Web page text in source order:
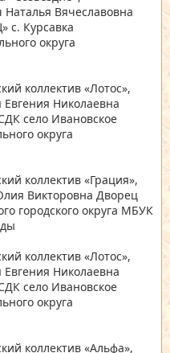
Наталья Вячеславовна
с. Курсавка
округа
коллектив «Лотос»,
Евгения Николаевна
село Ивановское
округа
коллектив «Грация»,
Викторовна Дворец
городского округа МБУК
коллектив «Лотос»,
Евгения Николаевна
село Ивановское
округа
коллектив «Альфа»,